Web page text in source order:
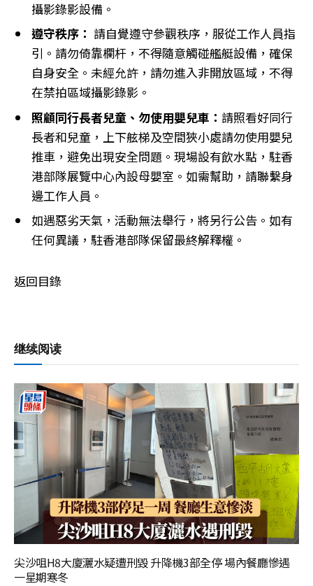
攝影錄影設備。
遵守秩序： 請自覺遵守參觀秩序，服從工作人員指
引。請勿倚靠欄杆，不得隨意觸碰艦艇設備，確保
自身安全。未經允許，請勿進入非開放區域，不得
在禁拍區域攝影錄影。
照顧同行長者兒童、勿使用嬰兒車 ： 請照看好同行
長者和兒童，上下舷梯及空間狹小處請勿使用嬰兒
推車，避免出現安全問題。現場設有飲水點，駐香
港部隊展覽中心內設母嬰室。如需幫助，請聯繫身
邊工作人員。
如遇惡劣天氣，活動無法舉行，將另行公告。如有
任何異議，駐香港部隊保留最終解釋權。
返回目錄
继续阅读
尖沙咀H8大廈灑水疑遭刑毀 升降機3部全停 場內餐廳慘遇
一星期寒冬